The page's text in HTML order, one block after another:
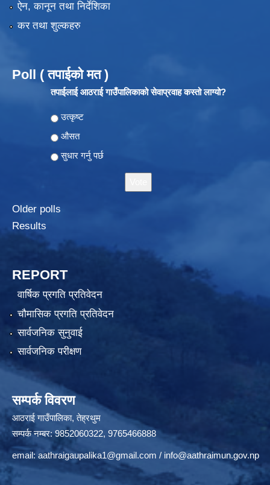
ऐन, कानून तथा निर्देशिका
कर तथा शुल्कहरु
Poll ( तपाईको मत )
तपाईलाई आठराई गाउँपालिकाको सेवाप्रवाह कस्तो लाग्यो?
Choices
उत्कृष्ट
औसत
सुधार गर्नु पर्छ
Older polls
Results
REPORT
वार्षिक प्रगति प्रतिवेदन
चौमासिक प्रगति प्रतिवेदन
सार्वजनिक सुनुवाई
सार्वजनिक परीक्षण
सम्पर्क विवरण
आठराई गाउँपालिका, तेह्रथुम
सम्पर्क नम्बर: 9852060322, 9765466888
email: aathraigaupalika1@gmail.com / info@aathraimun.gov.np